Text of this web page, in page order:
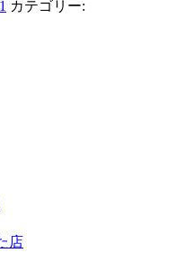
カテゴリー:
店